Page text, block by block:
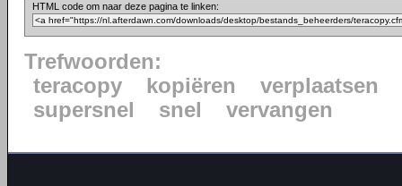
HTML code om naar deze pagina te linken:
Trefwoorden:
teracopy
kopiëren
verplaatsen
supersnel
snel vervangen